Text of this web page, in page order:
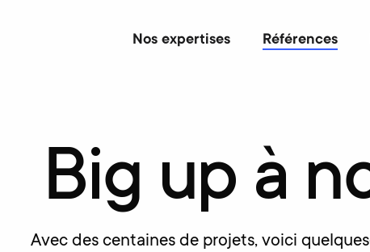
Nos expertises Références
Big up à
Avec des centaines de projets, voici